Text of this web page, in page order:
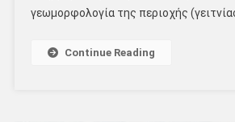
γεωμορφολογία της περιοχής
Continue Reading